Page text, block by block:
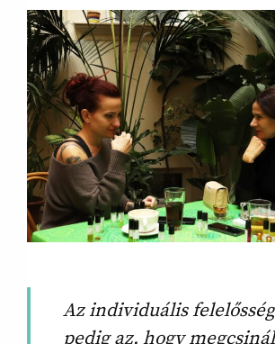
Az individuális
pedig az, hogy